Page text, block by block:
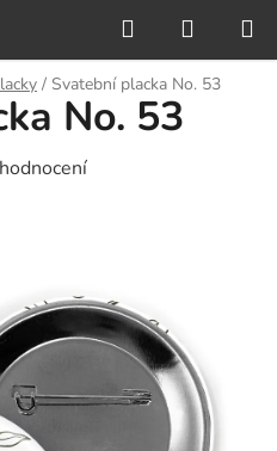
Hledat
KOŠÍK
/ Svatební placka No. 53
No. 53